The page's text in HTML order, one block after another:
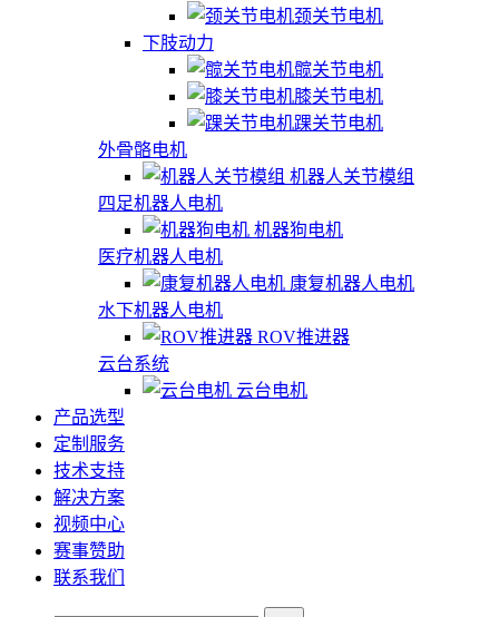
颈关节电机
下肢动力
髋关节电机
膝关节电机
踝关节电机
外骨骼电机
机器人关节模组
四足机器人电机
机器狗电机
医疗机器人电机
康复机器人电机
水下机器人电机
ROV推进器
云台系统
云台电机
产品选型
定制服务
技术支持
解决方案
视频中心
赛事赞助
联系我们